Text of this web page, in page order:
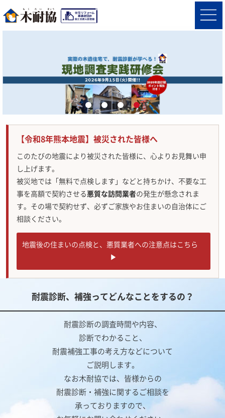
【令和8年熊本地震】被災された皆様へ
このたびの地震により被災された皆様に、心よりお見舞い申
し上げます。
被災地では「無料で点検します」などと持ちかけ、不要な工
事を高額で契約させる悪質な訪問業者の発生が懸念されま
す。その場で契約せず、必ずご家族やお住まいの自治体にご
相談ください。
地震後の住まいの点検と、悪質業者への注意点はこちら
耐震診断、補強ってどんなことをするの？
耐震診断の調査時間や内容、
診断でわかること、
耐震補強工事の考え方などについて
ご説明します。
なお木耐協では、皆様からの
耐震診断・補強に関するご相談を
承っておりますので、